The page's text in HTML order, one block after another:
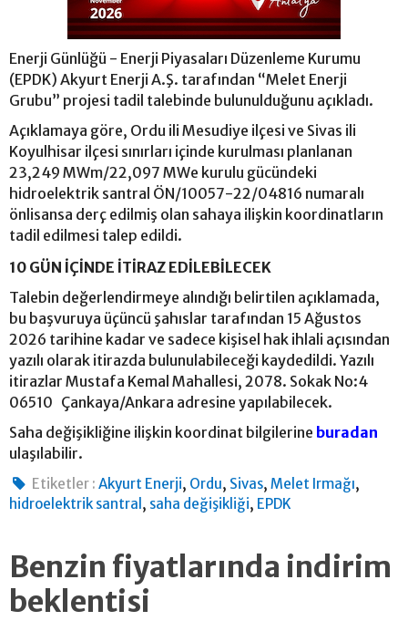
Enerji Günlüğü - Enerji Piyasaları Düzenleme Kurumu
(EPDK) Akyurt Enerji A.Ş. tarafından “Melet Enerji
Grubu” projesi tadil talebinde bulunulduğunu açıkladı.
Açıklamaya göre, Ordu ili Mesudiye ilçesi ve Sivas ili
Koyulhisar ilçesi sınırları içinde kurulması planlanan
23,249 MWm/22,097 MWe kurulu gücündeki
hidroelektrik santral ÖN/10057-22/04816 numaralı
önlisansa derç edilmiş olan sahaya ilişkin koordinatların
tadil edilmesi talep edildi.
10 GÜN İÇİNDE İTİRAZ EDİLEBİLECEK
Talebin değerlendirmeye alındığı belirtilen açıklamada,
bu başvuruya üçüncü şahıslar tarafından 15 Ağustos
2026 tarihine kadar ve sadece kişisel hak ihlali açısından
yazılı olarak itirazda bulunulabileceği kaydedildi. Yazılı
itirazlar Mustafa Kemal Mahallesi, 2078. Sokak No:4
06510 Çankaya/Ankara adresine yapılabilecek.
Saha değişikliğine ilişkin koordinat bilgilerine buradan
ulaşılabilir.
Etiketler : Akyurt Enerji, Ordu, Sivas,Melet Irmağı,
hidroelektrik santral , saha değişikliği, EPDK
Benzin fiyatlarında indirim
beklentisi